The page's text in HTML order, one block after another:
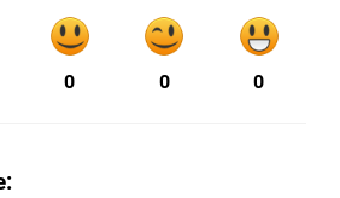
0 0 0